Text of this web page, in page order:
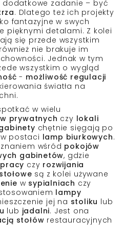
dodatkowe zadanie – być
. Dlatego też ich projekty
fantazyjne w swych
pięknymi detalami. Z kolei
się przede wszystkim
nie brakuje im
Jednak w tym
wszystkim o wygląd
- możliwość regulacji
światła na
w wielu
prywatnych czy lokali
chętnie sięgają po
w postaci lamp biurkowych.
wśród pokojów
gabinetów, gdzie
pracy czy rozwijania
są z kolei używane
w sypialniach czy
lampy
jej na stoliku lub
lub jadalni. Jest ona
stołów restauracyjnych